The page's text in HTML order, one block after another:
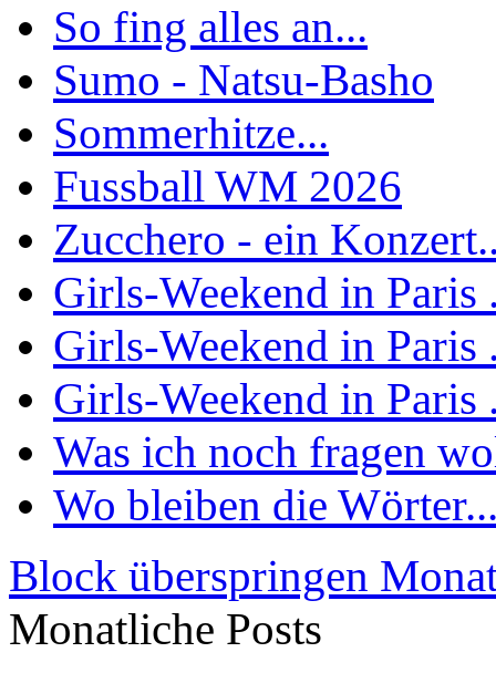
So fing alles an...
Sumo - Natsu-Basho
Sommerhitze...
Fussball WM 2026
Zucchero - ein
Girls-Weekend in Paris
Girls-Weekend in Paris
Girls-Weekend in Paris
Was ich noch fragen
Wo bleiben die
Block überspringen
Monatliche Posts